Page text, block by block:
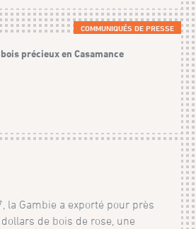
COMMUNIQUÉS DE PRESSE
précieux en Casamance
la Gambie a exporté pour près
de bois de rose, une